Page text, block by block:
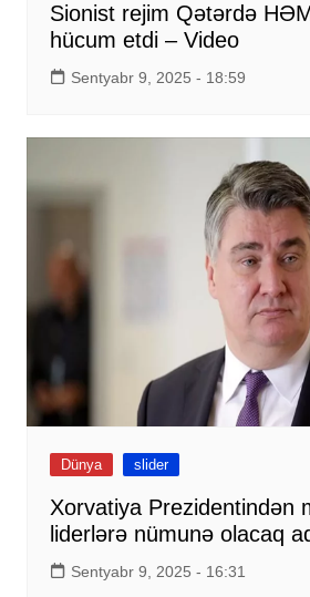
Sionist rejim Qətərdə
hücum etdi – Video
Sentyabr 9, 2025 - 18:59
Dünya slider
Xorvatiya Prezidentindən
liderlərə nümunə olacaq
Sentyabr 9, 2025 - 16:31